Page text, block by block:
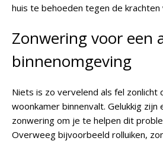
huis te behoeden tegen de krachten
Zonwering voor een
binnenomgeving
Niets is zo vervelend als fel zonlicht
woonkamer binnenvalt. Gelukkig
zonwering om je te helpen dit
Overweeg bijvoorbeeld rolluiken,